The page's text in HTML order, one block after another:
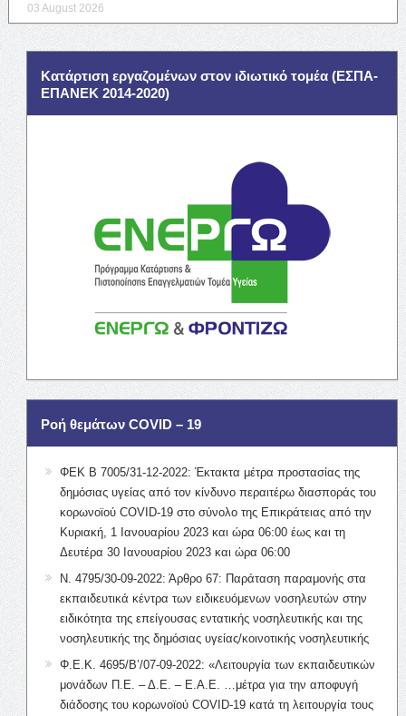
03 August 2026
Κατάρτιση εργαζομένων στον ιδιωτικό τομέα (ΕΣΠΑ-
ΕΠΑΝΕΚ 2014-2020)
Ροή θεμάτων COVID – 19
ΦΕΚ Β 7005/31-12-2022: Έκτακτα μέτρα προστασίας της
δημόσιας υγείας από τον κίνδυνο περαιτέρω διασποράς του
κορωνοϊού COVID-19 στο σύνολο της Επικράτειας από την
Κυριακή, 1 Ιανουαρίου 2023 και ώρα 06:00 έως και τη
Δευτέρα 30 Ιανουαρίου 2023 και ώρα 06:00
Ν. 4795/30-09-2022: Άρθρο 67: Παράταση παραμονής στα
εκπαιδευτικά κέντρα των ειδικευόμενων νοσηλευτών στην
ειδικότητα της επείγουσας εντατικής νοσηλευτικής και της
νοσηλευτικής της δημόσιας υγείας/κοινοτικής νοσηλευτικής
Φ.Ε.Κ. 4695/Β’/07-09-2022: «Λειτουργία των εκπαιδευτικών
μονάδων Π.Ε. – Δ.Ε. – Ε.Α.Ε. …μέτρα για την αποφυγή
διάδοσης του κορωνοϊού COVID-19 κατά τη λειτουργία τους